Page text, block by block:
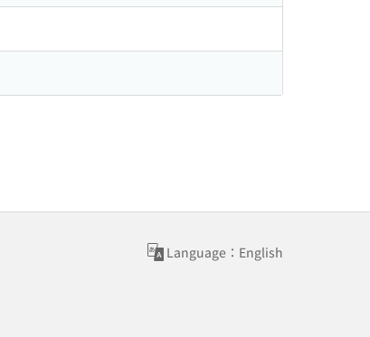
Language：English